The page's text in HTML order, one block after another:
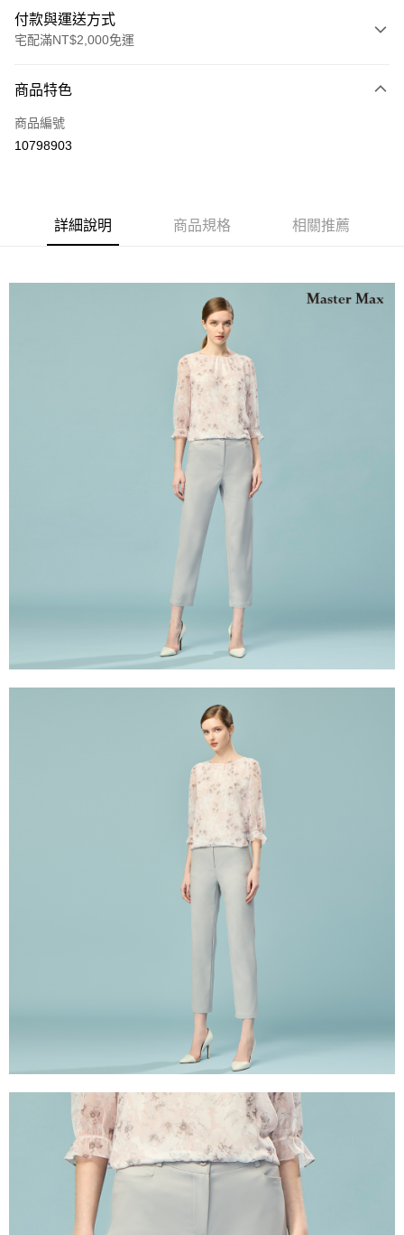
付款與運送方式
宅配滿NT$2,000免運
信用卡一次付款
運送方式
商品特色
商品編號
10798903
詳細說明 商品規格 相關推薦